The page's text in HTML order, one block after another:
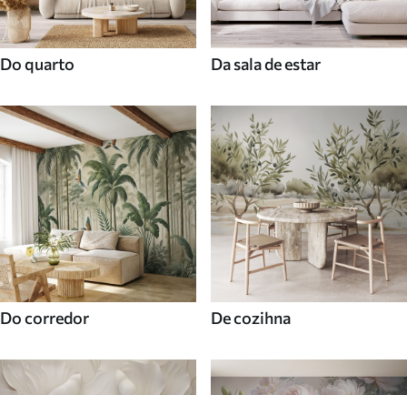
Do quarto Da sala de estar
Do corredor De cozihna